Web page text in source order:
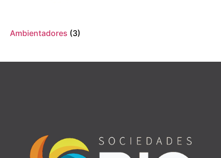
Ambientadores (3)